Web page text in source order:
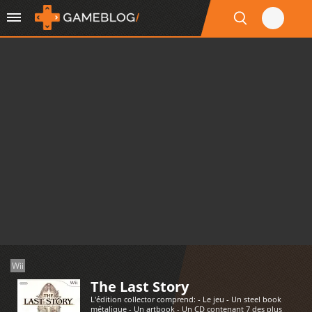
Wii
The Last Story
L'édition collector comprend: - Le jeu - Un steel book
métalique - Un artbook - Un CD contenant 7 des plus